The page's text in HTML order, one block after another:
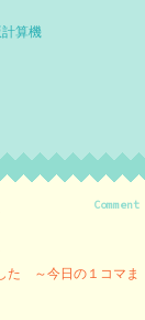
算機
Comment
た ～今日の１コマま